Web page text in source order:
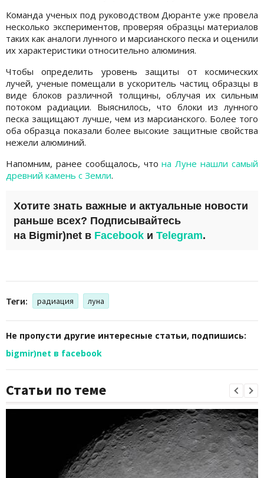
Команда ученых под руководством Дюранте уже провела
несколько экспериментов, проверяя образцы материалов
таких как аналоги лунного и марсианского песка и оценили
их характеристики относительно алюминия.
Чтобы определить уровень защиты от космических
лучей, ученые помещали в ускоритель частиц образцы в
виде блоков различной толщины, облучая их сильным
потоком радиации. Выяснилось, что блоки из лунного
песка защищают лучше, чем из марсианского. Более того
оба образца показали более высокие защитные свойства
нежели алюминий.
Напомним, ранее сообщалось, чтона Луне нашли самый
древний камень с Земли.
Хотите знать важные и актуальные новости
раньше всех? Подписывайтесь
на Bigmir)net в Facebook и Telegram.
Теги: радиация луна
Не пропусти другие интересные статьи, подпишись:
bigmir)net в facebook
Статьи по теме